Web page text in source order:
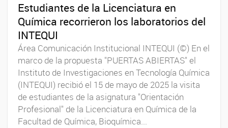
Estudiantes de la Licenciatura en
Química recorrieron los laboratorios del
INTEQUI
Área Comunicación Institucional INTEQUI (©) En el
marco de la propuesta "PUERTAS ABIERTAS" el
Instituto de Investigaciones en Tecnología Química
(INTEQUI) recibió el 15 de mayo de 2025 la visita
de estudiantes de la asignatura "Orientación
Profesional" de la Licenciatura en Química de la
Facultad de Química, Bioquímica...